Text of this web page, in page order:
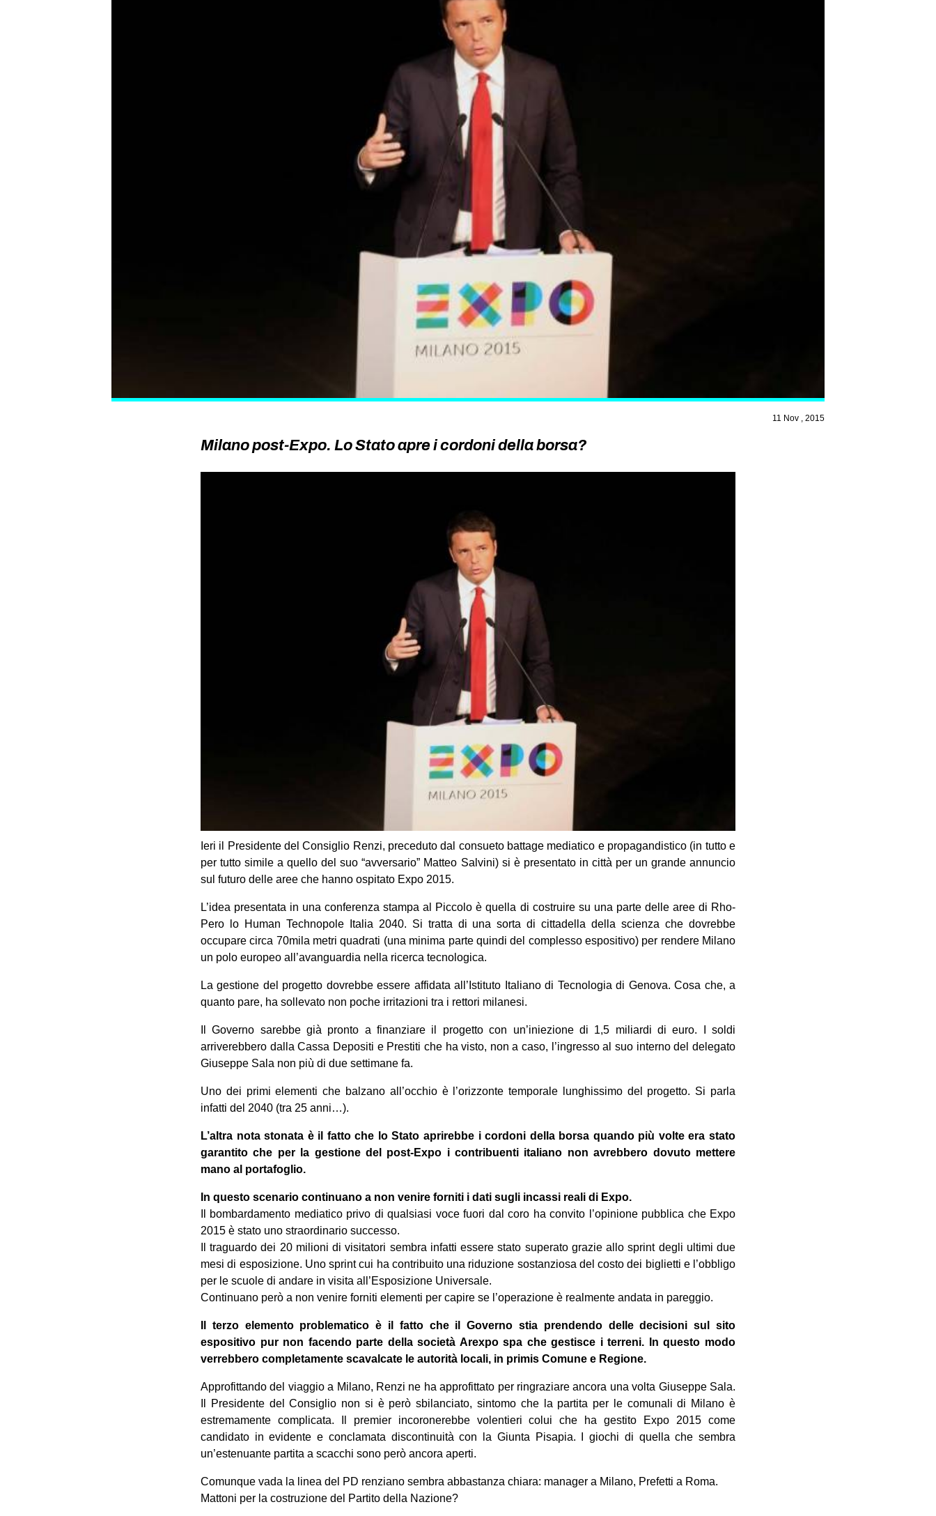
11 Nov , 2015
Milano post-Expo. Lo Stato apre i cordoni della borsa?
Ieri il Presidente del Consiglio Renzi, preceduto dal consueto battage mediatico e propagandistico (in tutto e
per tutto simile a quello del suo “avversario” Matteo Salvini) si è presentato in città per un grande annuncio
sul futuro delle aree che hanno ospitato Expo 2015.
L’idea presentata in una conferenza stampa al Piccolo è quella di costruire su una parte delle aree di Rho-
Pero lo Human Technopole Italia 2040. Si tratta di una sorta di cittadella della scienza che dovrebbe
occupare circa 70mila metri quadrati (una minima parte quindi del complesso espositivo) per rendere Milano
un polo europeo all’avanguardia nella ricerca tecnologica.
La gestione del progetto dovrebbe essere affidata all’Istituto Italiano di Tecnologia di Genova. Cosa che, a
quanto pare, ha sollevato non poche irritazioni tra i rettori milanesi.
Il Governo sarebbe già pronto a finanziare il progetto con un’iniezione di 1,5 miliardi di euro. I soldi
arriverebbero dalla Cassa Depositi e Prestiti che ha visto, non a caso, l’ingresso al suo interno del delegato
Giuseppe Sala non più di due settimane fa.
Uno dei primi elementi che balzano all’occhio è l’orizzonte temporale lunghissimo del progetto. Si parla
infatti del 2040 (tra 25 anni…).
L’altra nota stonata è il fatto che lo Stato aprirebbe i cordoni della borsa quando più volte era stato
garantito che per la gestione del post-Expo i contribuenti italiano non avrebbero dovuto mettere
mano al portafoglio.
In questo scenario continuano a non venire forniti i dati sugli incassi reali di Expo.
Il bombardamento mediatico privo di qualsiasi voce fuori dal coro ha convito l’opinione pubblica che Expo
2015 è stato uno straordinario successo.
Il traguardo dei 20 milioni di visitatori sembra infatti essere stato superato grazie allo sprint degli ultimi due
mesi di esposizione. Uno sprint cui ha contribuito una riduzione sostanziosa del costo dei biglietti e l’obbligo
per le scuole di andare in visita all’Esposizione Universale.
Continuano però a non venire forniti elementi per capire se l’operazione è realmente andata in pareggio.
Il terzo elemento problematico è il fatto che il Governo stia prendendo delle decisioni sul sito
espositivo pur non facendo parte della società Arexpo spa che gestisce i terreni. In questo modo
verrebbero completamente scavalcate le autorità locali, in primis Comune e Regione.
Approfittando del viaggio a Milano, Renzi ne ha approfittato per ringraziare ancora una volta Giuseppe Sala.
Il Presidente del Consiglio non si è però sbilanciato, sintomo che la partita per le comunali di Milano è
estremamente complicata. Il premier incoronerebbe volentieri colui che ha gestito Expo 2015 come
candidato in evidente e conclamata discontinuità con la Giunta Pisapia. I giochi di quella che sembra
un’estenuante partita a scacchi sono però ancora aperti.
Comunque vada la linea del PD renziano sembra abbastanza chiara: manager a Milano, Prefetti a Roma.
Mattoni per la costruzione del Partito della Nazione?